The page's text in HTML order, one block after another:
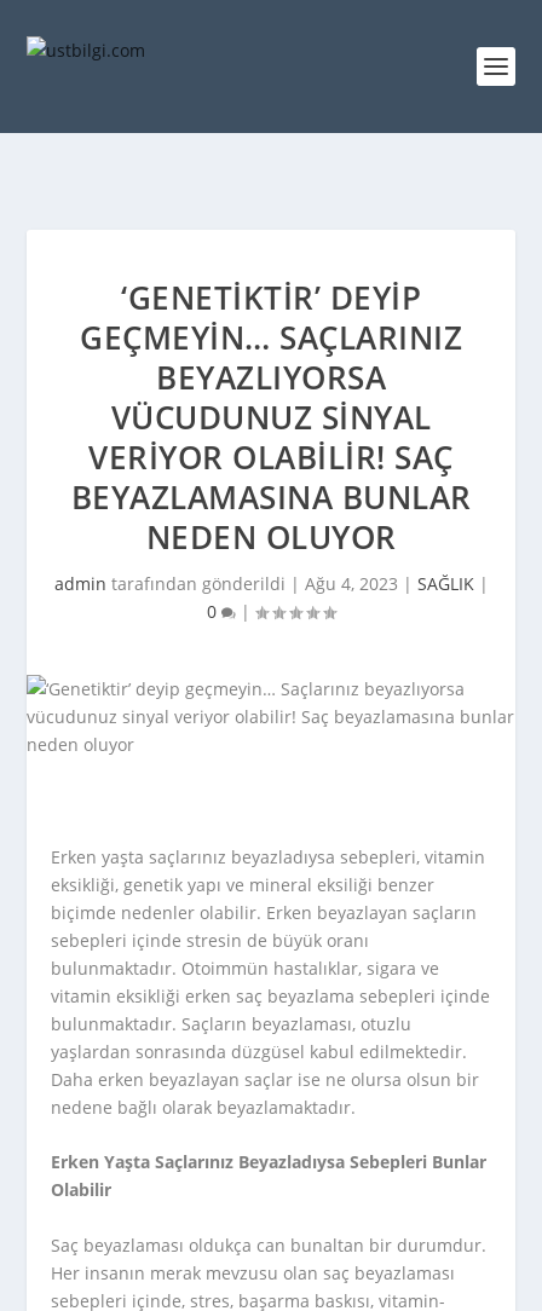
‘GENETIKTIR’ DEYIP
GEÇMEYIN… SAÇLARINIZ
BEYAZLIYORSA
VÜCUDUNUZ SINYAL
VERIYOR OLABILIR! SAÇ
BEYAZLAMASINA BUNLAR
NEDEN OLUYOR
admin tarafından gönderildi | Ağu 4, 2023 | SAĞLIK|
0
|
Erken yaşta saçlarınız beyazladıysa sebepleri, vitamin
eksikliği, genetik yapı ve mineral eksiliği benzer
biçimde nedenler olabilir. Erken beyazlayan saçların
sebepleri içinde stresin de büyük oranı
bulunmaktadır. Otoimmün hastalıklar, sigara ve
vitamin eksikliği erken saç beyazlama sebepleri içinde
bulunmaktadır. Saçların beyazlaması, otuzlu
yaşlardan sonrasında düzgüsel kabul edilmektedir.
Daha erken beyazlayan saçlar ise ne olursa olsun bir
nedene bağlı olarak beyazlamaktadır.
Erken Yaşta Saçlarınız Beyazladıysa Sebepleri Bunlar
Olabilir
Saç beyazlaması oldukça can bunaltan bir durumdur.
Her insanın merak mevzusu olan saç beyazlaması
sebepleri içinde, stres, başarma baskısı, vitamin-